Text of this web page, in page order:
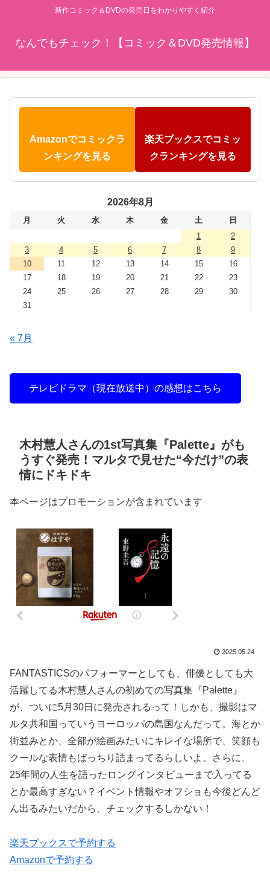
新作コミック＆DVDの発売日をわかりやすく紹介
なんでもチェック！【コミック＆DVD発売情報】
Amazonでコミックラ
ンキングを見る
楽天ブックスでコミッ
クランキングを見る
2026年8月
月 火 水 木 金 土
日
1
2
3
4 5 6 7 8
9
10
11 12 13 14 15
16
17
18 19 20 21 22
23
24
25 26 27 28 29
30
31
« 7月
テレビドラマ（現在放送中）の感想はこちら
木村慧人さんの1st写真集『Palette』がも
うすぐ発売！マルタで見せた“今だけ”の表
情にドキドキ
本ページはプロモーションが含まれています
2025.05.24
FANTASTICSのパフォーマーとしても、俳優としても大
活躍してる木村慧人さんの初めての写真集『Palette』
が、ついに5月30日に発売されるって！しかも、撮影はマ
ルタ共和国っていうヨーロッパの島国なんだって。海とか
街並みとか、全部が絵画みたいにキレイな場所で、笑顔も
クールな表情もばっちり詰まってるらしいよ。さらに、
25年間の人生を語ったロングインタビューまで入ってる
とか最高すぎない？イベント情報やオフショも今後どんど
ん出るみたいだから、チェックするしかない！
楽天ブックスで予約する
Amazonで予約する